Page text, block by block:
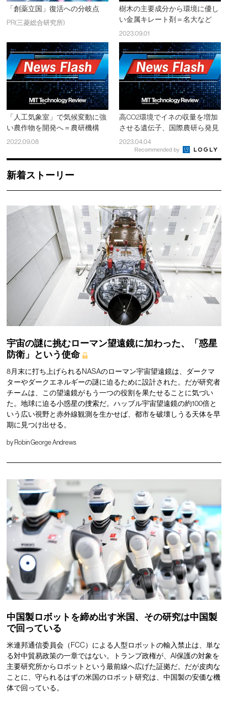
「創薬立国」復活への分岐点
PR(三菱総合研究所)
樹木の主要成分から環境に優し
い金属キレート剤＝名大など
2023.09.01
「人工気象室」で気候変動に強
い農作物を開発へ＝農研機構
2022.09.08
高CO2環境でイネの収量を増加
させる遺伝子、国際農研ら発見
2023.04.04
Recommended by
新着ストーリー
宇宙の謎に挑むローマン望遠鏡に加わった、「惑星
防衛」という使命
8月末に打ち上げられるNASAのローマン宇宙望遠鏡は、ダークマ
ターやダークエネルギーの謎に迫るために設計された。だが研究者
チームは、この望遠鏡がもう一つの役割を果たせることに気づい
た。地球に迫る小惑星の捜索だ。ハッブル宇宙望遠鏡の約100倍と
いう広い視野と赤外線観測を生かせば、都市を破壊しうる天体を早
期に見つけ出せる。
by Robin George Andrews
中国製ロボットを締め出す米国、その研究は中国製
で回っている
米連邦通信委員会（FCC）による人型ロボットの輸入禁止は、単な
る対中貿易政策の一章ではない。トランプ政権が、AI保護の対象を
主要研究所からロボットという最前線へ広げた証拠だ。だが皮肉な
ことに、守られるはずの米国のロボット研究は、中国製の安価な機
体で回っている。